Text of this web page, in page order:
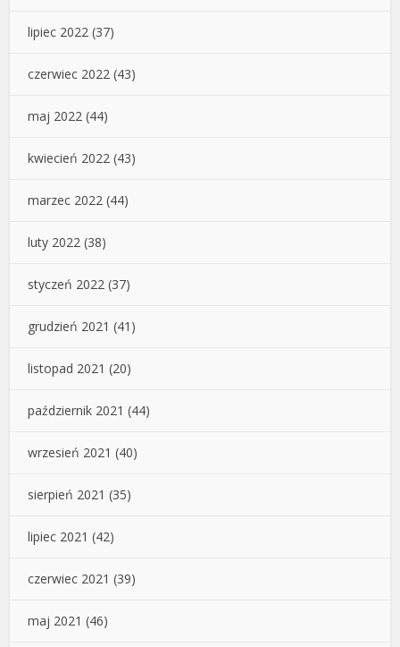
lipiec 2022 (37)
czerwiec 2022 (43)
maj 2022 (44)
kwiecień 2022 (43)
marzec 2022 (44)
luty 2022 (38)
styczeń 2022 (37)
grudzień 2021 (41)
listopad 2021 (20)
październik 2021 (44)
wrzesień 2021 (40)
sierpień 2021 (35)
lipiec 2021 (42)
czerwiec 2021 (39)
maj 2021 (46)